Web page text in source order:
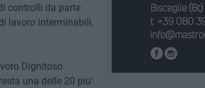
controlli da parte
lavoro interminabili,
Dignitoso
una delle 20 piu'